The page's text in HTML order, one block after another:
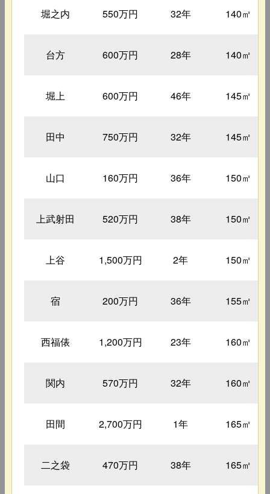
堀之内 550万円 32年 140㎡
台方 600万円 28年 140㎡
堀上 600万円 46年 145㎡
田中 750万円 32年 145㎡
山口 160万円 36年 150㎡
上武射田 520万円 38年 150㎡
上谷 1,500万円 2年 150㎡
宿 200万円 36年 155㎡
西福俵 1,200万円 23年 160㎡
関内 570万円 32年 160㎡
田間 2,700万円 1年 165㎡
二之袋 470万円 38年 165㎡